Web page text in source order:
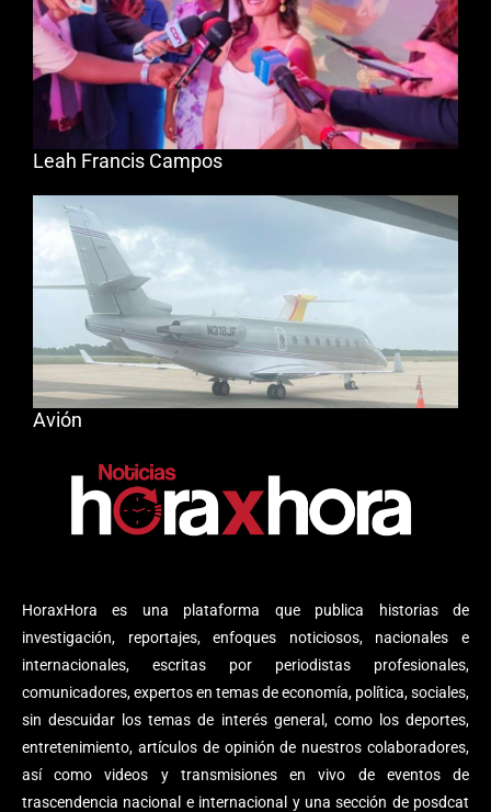
HoraxHora es una plataforma que publica historias de
investigación, reportajes, enfoques noticiosos, nacionales e
internacionales, escritas por periodistas profesionales,
comunicadores, expertos en temas de economía, política, sociales,
sin descuidar los temas de interés general, como los deportes,
entretenimiento, artículos de opinión de nuestros colaboradores,
así como videos y transmisiones en vivo de eventos de
trascendencia nacional e internacional y una sección de posdcat
Leah Francis Campos
Avión